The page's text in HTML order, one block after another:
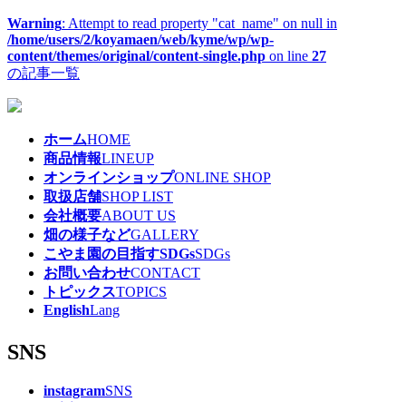
Warning: Attempt to read property "cat_name" on null in
/home/users/2/koyamaen/web/kyme/wp/wp-
content/themes/original/content-single.php on line 27
の記事一覧
ホームHOME
商品情報LINEUP
オンラインショップONLINE SHOP
取扱店舗SHOP LIST
会社概要ABOUT US
畑の様子などGALLERY
こやま園の目指すSDGsSDGs
お問い合わせCONTACT
トピックスTOPICS
EnglishLang
SNS
instagramSNS